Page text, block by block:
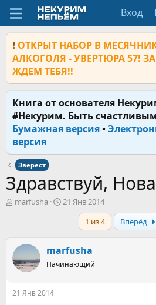
Вход
❗ ОТКРЫТ НАБОР В
АЛКОГОЛЯ - УВЕРТЮРА 57!
ЖДЕМ ТЕБЯ!!
Книга от основателя
#Некурим. Быть
Бумажная версия•
версия
Эверест
Здравствуй,
А
т
е
marfusha
Д
а
ч
21 Янв 2014
1 из 4
Вперёд
marfusha
Начинающий
21 Янв 2014